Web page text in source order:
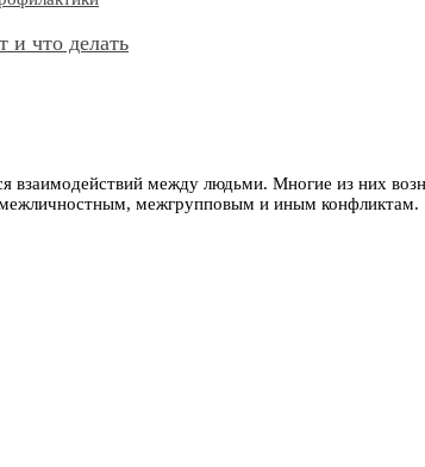
и что делать
взаимодействий между людьми. Многие из них
межличностным, межгрупповым и иным конфликтам.